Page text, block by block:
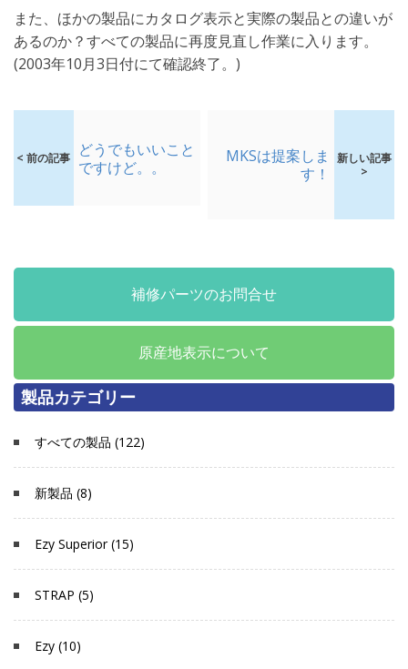
また、ほかの製品にカタログ表示と実際の製品との違いが
あるのか？すべての製品に再度見直し作業に入ります。
(2003年10月3日付にて確認終了。)
< 前の記事
どうでもいいこと
ですけど。。
MKSは提案しま
す！
新しい記事
>
補修パーツのお問合せ
原産地表示について
製品カテゴリー
すべての製品 (122)
新製品 (8)
Ezy Superior (15)
STRAP (5)
Ezy (10)